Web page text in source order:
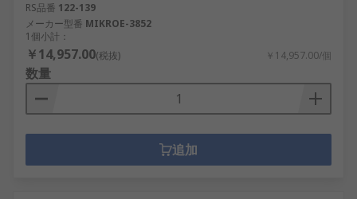
RS品番 122-139
メーカー型番 MIKROE-3852
1個小計：
￥14,957.00(税抜) ￥14,957.00/個
数量
追加